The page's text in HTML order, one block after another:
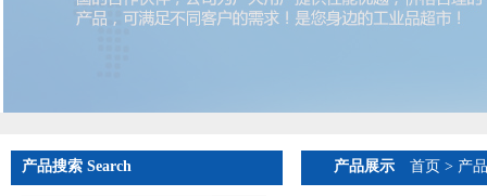
产品搜索 Search 产品展示 首页 > 产